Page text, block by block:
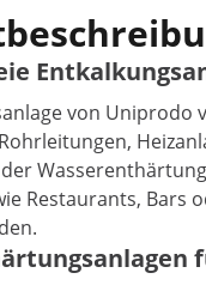
von Uniprodo
Restaurants, Bars